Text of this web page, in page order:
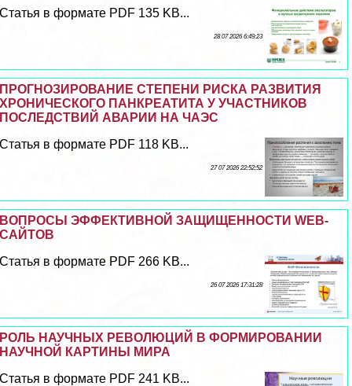
Статья в формате PDF 135 KB...
28 07 2026 6:49:23
ПРОГНОЗИРОВАНИЕ СТЕПЕНИ РИСКА РАЗВИТИЯ
ХРОНИЧЕСКОГО ПАНКРЕАТИТА У УЧАСТНИКОВ
ПОСЛЕДСТВИЙ АВАРИИ НА ЧАЭС
Статья в формате PDF 118 KB...
27 07 2026 22:52:52
ВОПРОСЫ ЭФФЕКТИВНОЙ ЗАЩИЩЕННОСТИ WEB-
САЙТОВ
Статья в формате PDF 266 KB...
26 07 2026 17:31:28
РОЛЬ НАУЧНЫХ РЕВОЛЮЦИЙ В ФОРМИРОВАНИИ
НАУЧНОЙ КАРТИНЫ МИРА
Статья в формате PDF 241 KB...